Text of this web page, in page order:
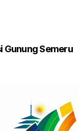
Gunung Semeru